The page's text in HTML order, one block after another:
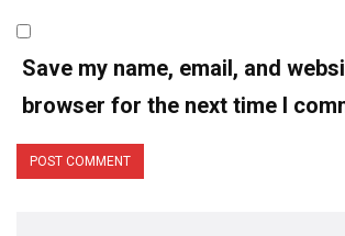
Save my name, email, and
browser for the next time I